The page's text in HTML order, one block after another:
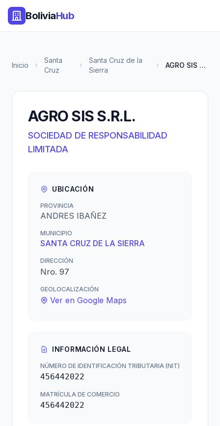
BoliviaHub
Inicio
Santa
Cruz
Santa Cruz de la
Sierra
AGRO SIS S.R.L.
AGRO SIS S.R.L.
SOCIEDAD DE RESPONSABILIDAD
LIMITADA
UBICACIÓN
PROVINCIA
ANDRES IBAÑEZ
MUNICIPIO
SANTA CRUZ DE LA SIERRA
DIRECCIÓN
Nro. 97
GEOLOCALIZACIÓN
Ver en Google Maps
INFORMACIÓN LEGAL
NÚMERO DE IDENTIFICACIÓN TRIBUTARIA (NIT)
456442022
MATRÍCULA DE COMERCIO
456442022